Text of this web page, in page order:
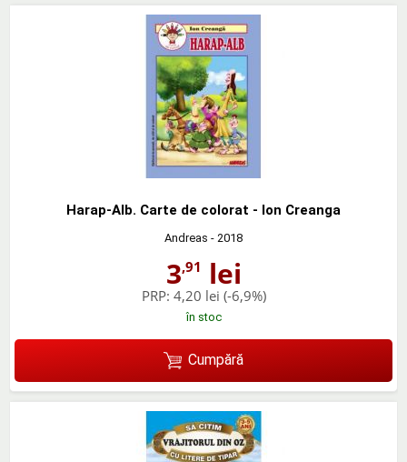
Harap-Alb. Carte de colorat - Ion Creanga
Andreas - 2018
3,91 lei
PRP: 4,20 lei (-6,9%)
în stoc
Cumpără